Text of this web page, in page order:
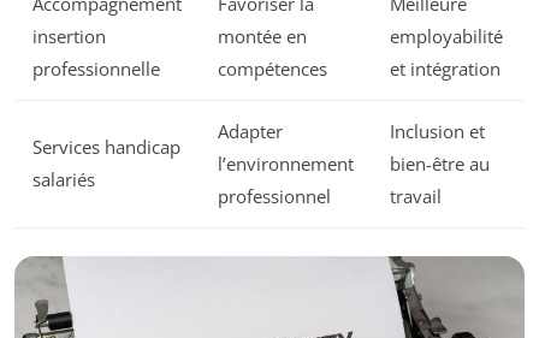
insertion
professionnelle
montée en
compétences
employabilité
et intégration
Services handicap
salariés
Adapter
l’environnement
professionnel
Inclusion et
bien-être au
travail